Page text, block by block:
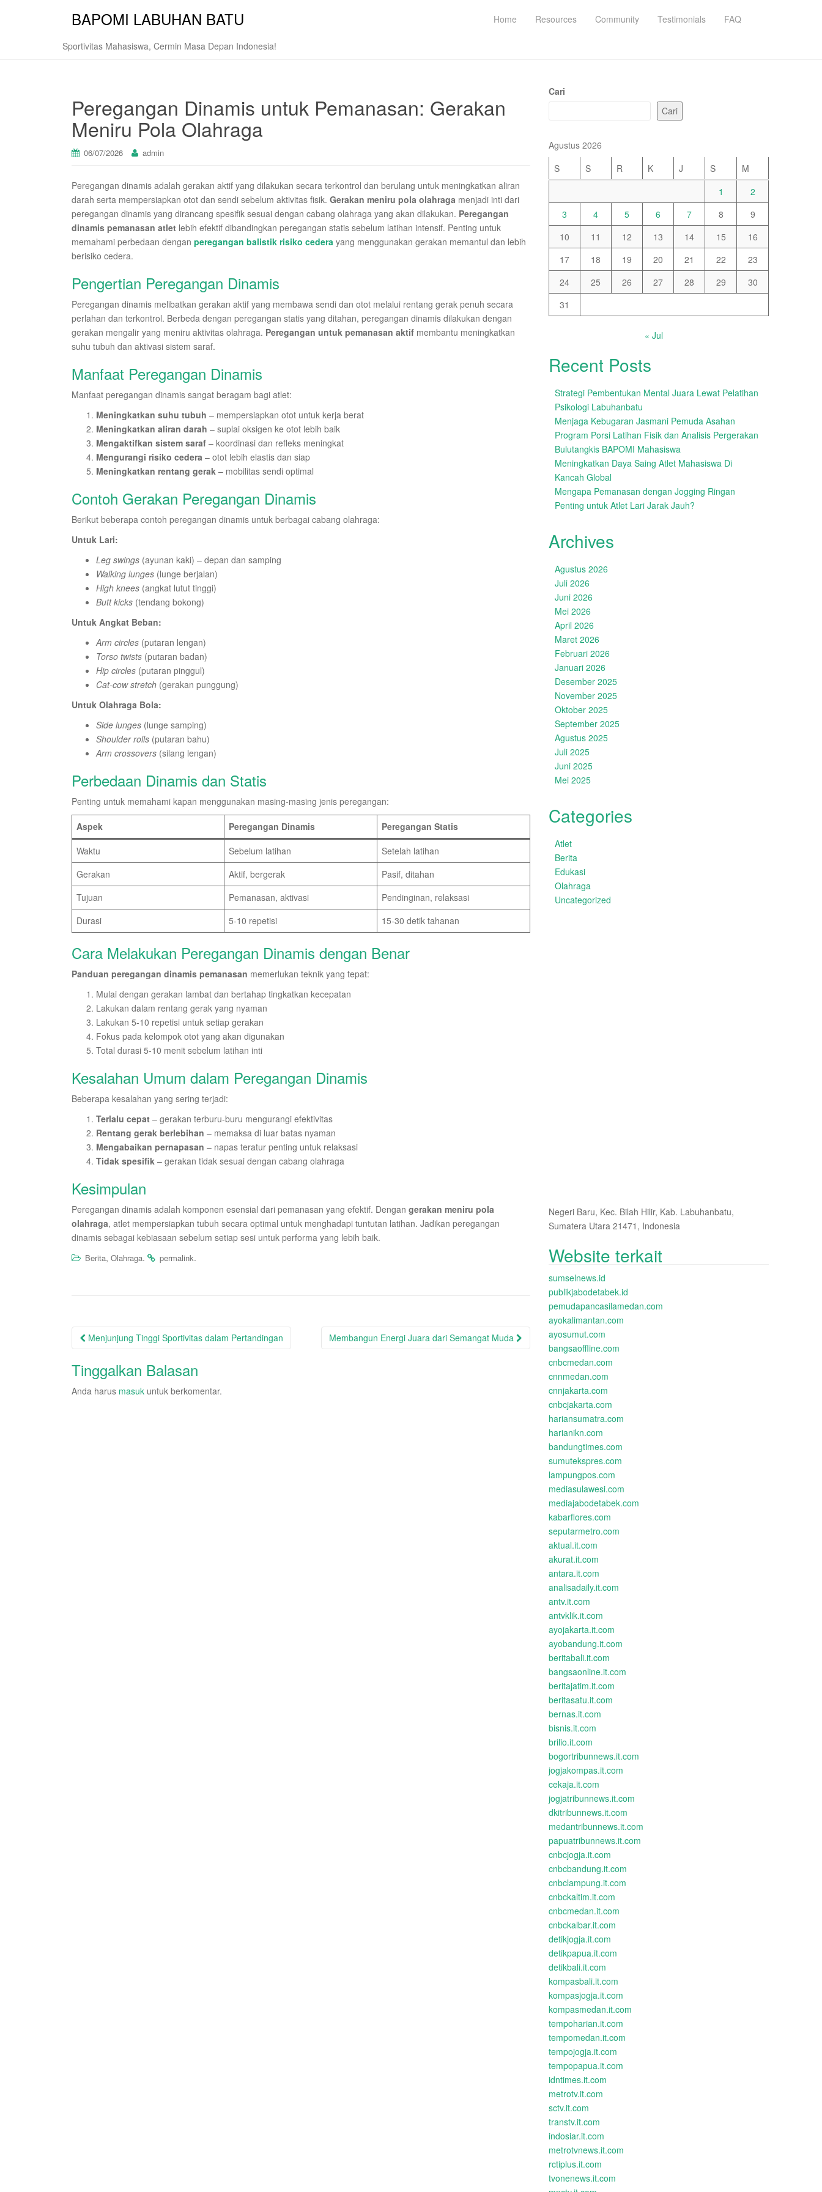
BAPOMI LABUHAN BATU
Sportivitas Mahasiswa, Cermin Masa Depan Indonesia!
Home Resources Community Testimonials FAQ
Peregangan Dinamis untuk Pemanasan: Gerakan
Meniru Pola Olahraga
06/07/2026 admin
Peregangan dinamis adalah gerakan aktif yang dilakukan secara terkontrol dan berulang untuk meningkatkan aliran
darah serta mempersiapkan otot dan sendi sebelum aktivitas fisik. Gerakan meniru pola olahraga menjadi inti dari
peregangan dinamis yang dirancang spesifik sesuai dengan cabang olahraga yang akan dilakukan. Peregangan
dinamis pemanasan atlet lebih efektif dibandingkan peregangan statis sebelum latihan intensif. Penting untuk
memahami perbedaan dengan peregangan balistik risiko cedera yang menggunakan gerakan memantul dan lebih
berisiko cedera.
Pengertian Peregangan Dinamis
Peregangan dinamis melibatkan gerakan aktif yang membawa sendi dan otot melalui rentang gerak penuh secara
perlahan dan terkontrol. Berbeda dengan peregangan statis yang ditahan, peregangan dinamis dilakukan dengan
gerakan mengalir yang meniru aktivitas olahraga. Peregangan untuk pemanasan aktif membantu meningkatkan
suhu tubuh dan aktivasi sistem saraf.
Manfaat Peregangan Dinamis
Manfaat peregangan dinamis sangat beragam bagi atlet:
Meningkatkan suhu tubuh – mempersiapkan otot untuk kerja berat
Meningkatkan aliran darah – suplai oksigen ke otot lebih baik
Mengaktifkan sistem saraf – koordinasi dan refleks meningkat
Mengurangi risiko cedera – otot lebih elastis dan siap
Meningkatkan rentang gerak – mobilitas sendi optimal
Contoh Gerakan Peregangan Dinamis
Berikut beberapa contoh peregangan dinamis untuk berbagai cabang olahraga:
Untuk Lari:
Leg swings (ayunan kaki) – depan dan samping
Walking lunges (lunge berjalan)
High knees (angkat lutut tinggi)
Butt kicks (tendang bokong)
Untuk Angkat Beban:
Arm circles (putaran lengan)
Torso twists (putaran badan)
Hip circles (putaran pinggul)
Cat-cow stretch (gerakan punggung)
Untuk Olahraga Bola:
Side lunges (lunge samping)
Shoulder rolls (putaran bahu)
Arm crossovers (silang lengan)
Perbedaan Dinamis dan Statis
Penting untuk memahami kapan menggunakan masing-masing jenis peregangan:
Aspek Peregangan Dinamis
Peregangan Statis
Waktu
Sebelum latihan
Setelah latihan
Gerakan
Aktif, bergerak
Pasif, ditahan
Tujuan
Pemanasan, aktivasi
Pendinginan, relaksasi
Durasi
5-10 repetisi 15-30 detik tahanan
Cara Melakukan Peregangan Dinamis dengan Benar
Panduan peregangan dinamis pemanasan memerlukan teknik yang tepat:
Mulai dengan gerakan lambat dan bertahap tingkatkan kecepatan
Lakukan dalam rentang gerak yang nyaman
Lakukan 5-10 repetisi untuk setiap gerakan
Fokus pada kelompok otot yang akan digunakan
Total durasi 5-10 menit sebelum latihan inti
Kesalahan Umum dalam Peregangan Dinamis
Beberapa kesalahan yang sering terjadi:
Terlalu cepat – gerakan terburu-buru mengurangi efektivitas
Rentang gerak berlebihan – memaksa di luar batas nyaman
Mengabaikan pernapasan – napas teratur penting untuk relaksasi
Tidak spesifik – gerakan tidak sesuai dengan cabang olahraga
Kesimpulan
Peregangan dinamis adalah komponen esensial dari pemanasan yang efektif. Dengan gerakan meniru pola
olahraga, atlet mempersiapkan tubuh secara optimal untuk menghadapi tuntutan latihan. Jadikan peregangan
dinamis sebagai kebiasaan sebelum setiap sesi untuk performa yang lebih baik.
Berita, Olahraga. permalink.
Post
Menjunjung Tinggi Sportivitas dalam Pertandingan Membangun Energi Juara dari Semangat Muda
Tinggalkan Balasan
Anda harus masuk untuk berkomentar.
Cari
Cari
Agustus 2026
S
S R K J S
M
1
2
3
4 5 6 7 8
9
10
11 12 13 14 15
16
17
18 19 20 21 22
23
24
25 26 27 28 29
30
31
« Jul
Recent Posts
Strategi Pembentukan Mental Juara Lewat Pelatihan
Psikologi Labuhanbatu
Menjaga Kebugaran Jasmani Pemuda Asahan
Program Porsi Latihan Fisik dan Analisis Pergerakan
Bulutangkis BAPOMI Mahasiswa
Meningkatkan Daya Saing Atlet Mahasiswa Di
Kancah Global
Mengapa Pemanasan dengan Jogging Ringan
Penting untuk Atlet Lari Jarak Jauh?
Archives
Agustus 2026
Juli 2026
Juni 2026
Mei 2026
April 2026
Maret 2026
Februari 2026
Januari 2026
Desember 2025
November 2025
Oktober 2025
September 2025
Agustus 2025
Juli 2025
Juni 2025
Mei 2025
Categories
Atlet
Berita
Edukasi
Olahraga
Uncategorized
Negeri Baru, Kec. Bilah Hilir, Kab. Labuhanbatu,
Sumatera Utara 21471, Indonesia
Website terkait
sumselnews.id
publikjabodetabek.id
pemudapancasilamedan.com
ayokalimantan.com
ayosumut.com
bangsaoffline.com
cnbcmedan.com
cnnmedan.com
cnnjakarta.com
cnbcjakarta.com
hariansumatra.com
harianikn.com
bandungtimes.com
sumutekspres.com
lampungpos.com
mediasulawesi.com
mediajabodetabek.com
kabarflores.com
seputarmetro.com
aktual.it.com
akurat.it.com
antara.it.com
analisadaily.it.com
antv.it.com
antvklik.it.com
ayojakarta.it.com
ayobandung.it.com
beritabali.it.com
bangsaonline.it.com
beritajatim.it.com
beritasatu.it.com
bernas.it.com
bisnis.it.com
brilio.it.com
bogortribunnews.it.com
jogjakompas.it.com
cekaja.it.com
jogjatribunnews.it.com
dkitribunnews.it.com
medantribunnews.it.com
papuatribunnews.it.com
cnbcjogja.it.com
cnbcbandung.it.com
cnbclampung.it.com
cnbckaltim.it.com
cnbcmedan.it.com
cnbckalbar.it.com
detikjogja.it.com
detikpapua.it.com
detikbali.it.com
kompasbali.it.com
kompasjogja.it.com
kompasmedan.it.com
tempoharian.it.com
tempomedan.it.com
tempojogja.it.com
tempopapua.it.com
idntimes.it.com
metrotv.it.com
sctv.it.com
transtv.it.com
indosiar.it.com
metrotvnews.it.com
rctiplus.it.com
tvonenews.it.com